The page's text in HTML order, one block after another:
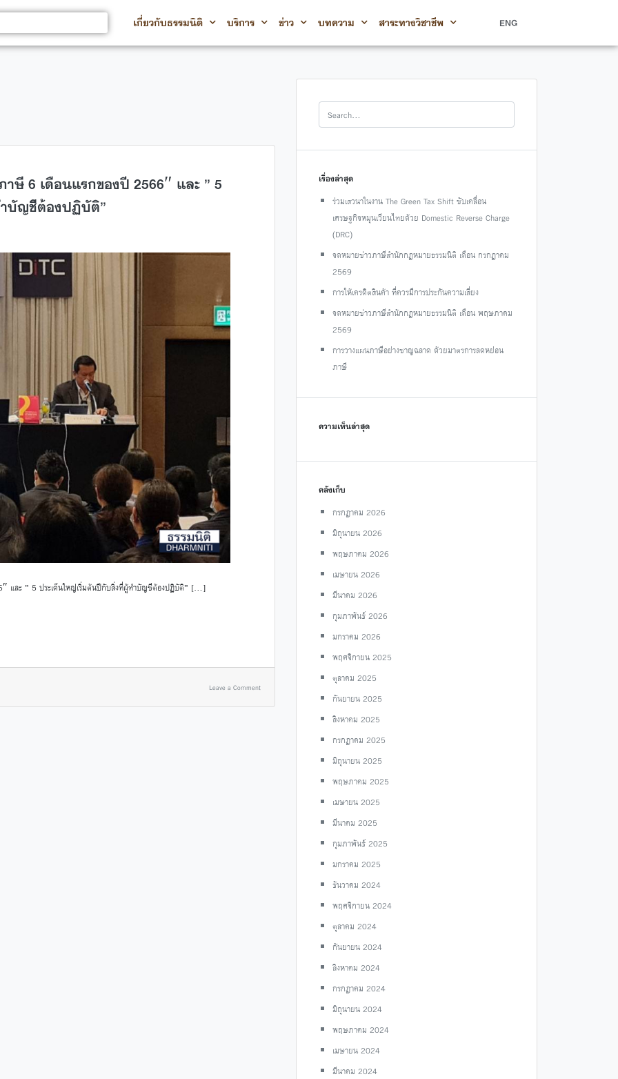
เกี่ยวกับธรรมนิติ บริการ ข่าว บทความ สาระทางวิชาชีพ ENG
ษี 6 เดือนแรกของปี 2566″ และ ” 5
บัญชีต้องปฏิบัติ”
และ ” 5 ประเด็นใหญ่เริ่มต้นปีกับสิ่งที่ผู้ทำบัญชีต้องปฏิบัติ” […]
Leave a Comment
เรื่องล่าสุด
ร่วมเสวนาในงาน The Green Tax Shift ขับเคลื่อน
เศรษฐกิจหมุนเวียนไทยด้วย Domestic Reverse Charge
(DRC)
จดหมายข่าวภาษีสำนักกฎหมายธรรมนิติ เดือน กรกฎาคม
2569
การให้เครดิตสินค้า ที่ควรมีการประกันความเสี่ยง
จดหมายข่าวภาษีสำนักกฎหมายธรรมนิติ เดือน พฤษภาคม
2569
การวางแผนภาษีอย่างชาญฉลาด ด้วยมาตรการลดหย่อน
ภาษี
ความเห็นล่าสุด
คลังเก็บ
กรกฎาคม 2026
มิถุนายน 2026
พฤษภาคม 2026
เมษายน 2026
มีนาคม 2026
กุมภาพันธ์ 2026
มกราคม 2026
พฤศจิกายน 2025
ตุลาคม 2025
กันยายน 2025
สิงหาคม 2025
กรกฎาคม 2025
มิถุนายน 2025
พฤษภาคม 2025
เมษายน 2025
มีนาคม 2025
กุมภาพันธ์ 2025
มกราคม 2025
ธันวาคม 2024
พฤศจิกายน 2024
ตุลาคม 2024
กันยายน 2024
สิงหาคม 2024
กรกฎาคม 2024
มิถุนายน 2024
พฤษภาคม 2024
เมษายน 2024
มีนาคม 2024